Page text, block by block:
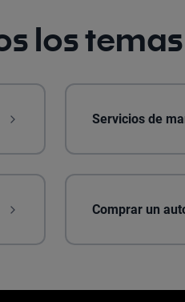
los temas
Servicios de
Comprar un